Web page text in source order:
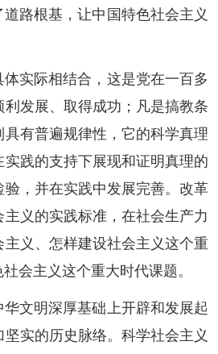
路根基，让中国特色社会主义
实际相结合，这是党在一百多
发展、取得成功；凡是搞教条
有普遍规律性，它的科学真理
践的支持下展现和证明真理的
，并在实践中发展完善。改革
义的实践标准，在社会生产力
义、怎样建设社会主义这个重
会主义这个重大时代课题。
文明深厚基础上开辟和发展起
实的历史脉络。科学社会主义